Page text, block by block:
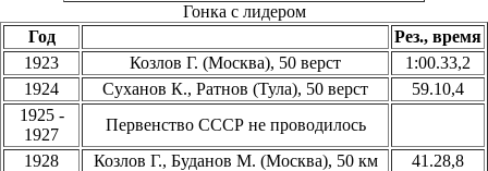
Гонка с лидером
Год
Рез., время
1923
Козлов Г. (Москва), 50 верст
1:00.33,2
1924
Суханов К., Ратнов (Тула), 50 верст
59.10,4
1925 -
1927
Первенство СССР не проводилось
1928
Козлов Г., Буданов М. (Москва), 50 км
41.28,8